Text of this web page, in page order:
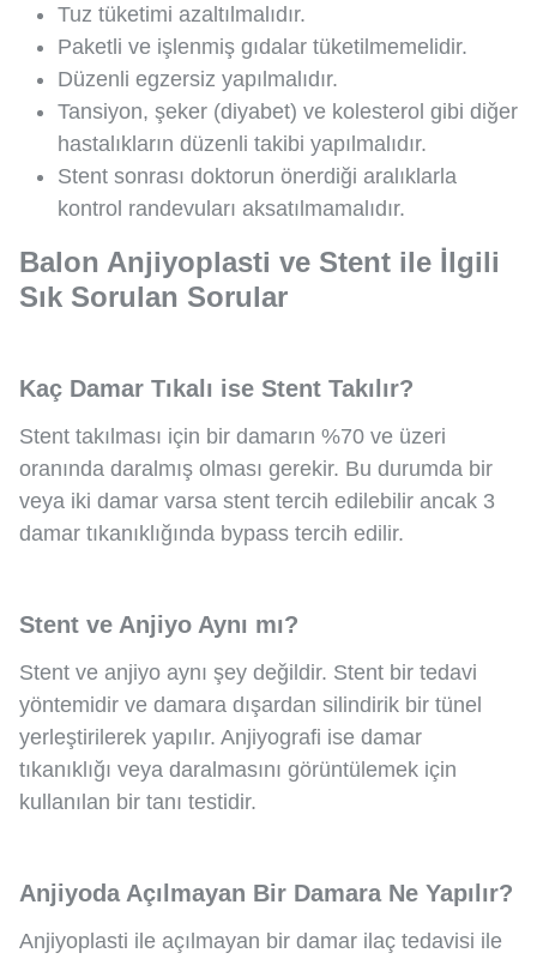
Tuz tüketimi azaltılmalıdır.
Paketli ve işlenmiş gıdalar tüketilmemelidir.
Düzenli egzersiz yapılmalıdır.
Tansiyon, şeker (diyabet) ve kolesterol gibi diğer
hastalıkların düzenli takibi yapılmalıdır.
Stent sonrası doktorun önerdiği aralıklarla
kontrol randevuları aksatılmamalıdır.
Balon Anjiyoplasti ve Stent ile İlgili
Sık Sorulan Sorular
Kaç Damar Tıkalı ise Stent Takılır?
Stent takılması için bir damarın %70 ve üzeri
oranında daralmış olması gerekir. Bu durumda bir
veya iki damar varsa stent tercih edilebilir ancak 3
damar tıkanıklığında bypass tercih edilir.
Stent ve Anjiyo Aynı mı?
Stent ve anjiyo aynı şey değildir. Stent bir tedavi
yöntemidir ve damara dışardan silindirik bir tünel
yerleştirilerek yapılır. Anjiyografi ise damar
tıkanıklığı veya daralmasını görüntülemek için
kullanılan bir tanı testidir.
Anjiyoda Açılmayan Bir Damara Ne Yapılır?
Anjiyoplasti ile açılmayan bir damar ilaç tedavisi ile